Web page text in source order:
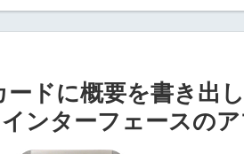
ドに概要を書き出
ンターフェースの